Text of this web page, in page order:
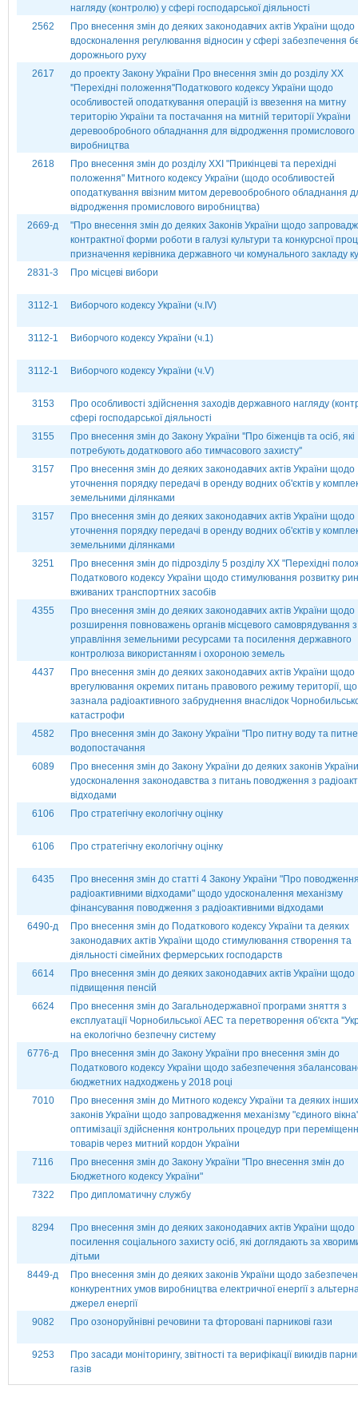
нагляду (контролю) у сфері господарської діяльності
2562
Про внесення змін до деяких законодавчих актів України щодо
вдосконалення регулювання відносин у сфері забезпечення
дорожнього руху
2617
до проекту Закону України Про внесення змін до розділу ХХ
''Перехідні положення''Податкового кодексу України щодо
особливостей оподаткування операцій із ввезення на митну
територію України та постачання на митній території України
деревообробного обладнання для відродження промислового
виробництва
2618
Про внесення змін до розділу ХХІ "Прикінцеві та перехідні
положення" Митного кодексу України (щодо особливостей
оподаткування ввізним митом деревообробного обладнання
відродження промислового виробництва)
2669-д
"Про внесення змін до деяких Законів України щодо
контрактної форми роботи в галузі культури та конкурсної
призначення керівника державного чи комунального закладу
2831-3
Про місцеві вибори
3112-1 Виборчого кодексу України (ч.ІV)
3112-1 Виборчого кодексу України (ч.1)
3112-1 Виборчого кодексу України (ч.V)
3153
Про особливості здійснення заходів державного нагляду
сфері господарської діяльності
3155
Про внесення змін до Закону України ''Про біженців та осіб, які
потребують додаткового або тимчасового захисту''
3157
Про внесення змін до деяких законодавчих актів України щодо
уточнення порядку передачі в оренду водних об'єктів у
земельними ділянками
3157
Про внесення змін до деяких законодавчих актів України щодо
уточнення порядку передачі в оренду водних об'єктів у
земельними ділянками
3251
Про внесення змін до підрозділу 5 розділу ХХ "Перехідні
Податкового кодексу України щодо стимулювання розвитку
вживаних транспортних засобів
4355
Про внесення змін до деяких законодавчих актів України щодо
розширення повноважень органів місцевого самоврядування з
управління земельними ресурсами та посилення державного
контролюза використанням і охороною земель
4437
Про внесення змін до деяких законодавчих актів України щодо
врегулювання окремих питань правового режиму території, що
зазнала радіоактивного забруднення внаслідок
катастрофи
4582
Про внесення змін до Закону України "Про питну воду та питне
водопостачання
6089
Про внесення змін до Закону України до деяких законів
удосконалення законодавства з питань поводження з
відходами
6106
Про стратегічну екологічну оцінку
6106 Про стратегічну екологічну оцінку
6435
Про внесення змін до статті 4 Закону України "Про
радіоактивними відходами" щодо удосконалення механізму
фінансування поводження з радіоактивними відходами
6490-д
Про внесення змін до Податкового кодексу України та деяких
законодавчих актів України щодо стимулювання створення та
діяльності сімейних фермерських господарств
6614
Про внесення змін до деяких законодавчих актів України щодо
підвищення пенсій
6624
Про внесення змін до Загальнодержавної програми зняття з
експлуатації Чорнобильської АЕС та перетворення об'єкта
на екологічно безпечну систему
6776-д
Про внесення змін до Закону України про внесення змін до
Податкового кодексу України щодо забезпечення
бюджетних надходжень у 2018 році
7010
Про внесення змін до Митного кодексу України та деяких інших
законів України щодо запровадження механізму "єдиного
оптимізації здійснення контрольних процедур при
товарів через митний кордон України
7116
Про внесення змін до Закону України "Про внесення змін до
Бюджетного кодексу України"
7322
Про дипломатичну службу
8294
Про внесення змін до деяких законодавчих актів України щодо
посилення соціального захисту осіб, які доглядають за
дітьми
8449-д
Про внесення змін до деяких законів України щодо
конкурентних умов виробництва електричної енергії з
джерел енергії
9082
Про озоноруйнівні речовини та фторовані парникові гази
9253
Про засади моніторингу, звітності та верифікації викидів
газів